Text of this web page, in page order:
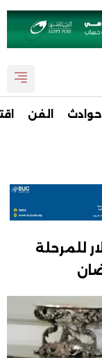
حوادث الفن
دولار للمرحلة